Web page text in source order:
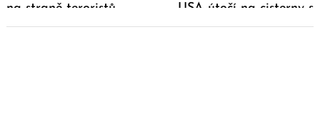
na straně teroristů
Islámského státu
USA útočí na cisterny s
ropou patřící